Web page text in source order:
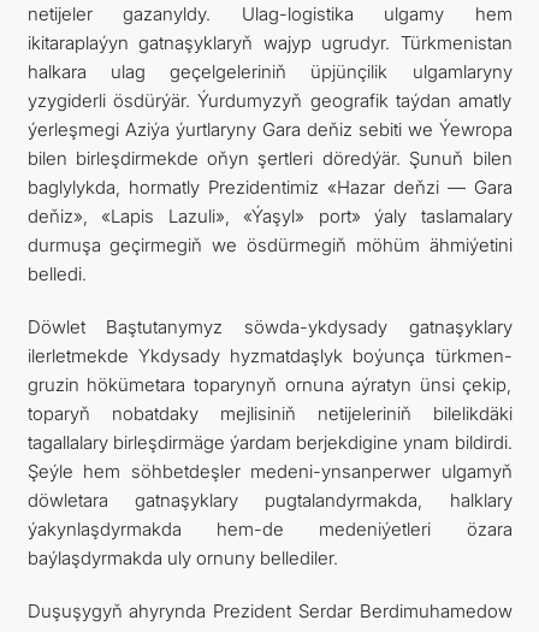
netijeler gazanyldy. Ulag-logistika ulgamy hem
ikitaraplaýyn gatnaşyklaryň wajyp ugrudyr. Türkmenistan
halkara ulag geçelgeleriniň üpjünçilik ulgamlaryny
yzygiderli ösdürýär. Ýurdumyzyň geografik taýdan amatly
ýerleşmegi Aziýa ýurtlaryny Gara deňiz sebiti we Ýewropa
bilen birleşdirmekde oňyn şertleri döredýär. Şunuň bilen
baglylykda, hormatly Prezidentimiz «Hazar deňzi — Gara
deňiz», «Lapis Lazuli», «Ýaşyl» port» ýaly taslamalary
durmuşa geçirmegiň we ösdürmegiň möhüm ähmiýetini
belledi.
Döwlet Baştutanymyz söwda-ykdysady gatnaşyklary
ilerletmekde Ykdysady hyzmatdaşlyk boýunça türkmen-
gruzin hökümetara toparynyň ornuna aýratyn ünsi çekip,
toparyň nobatdaky mejlisiniň netijeleriniň bilelikdäki
tagallalary birleşdirmäge ýardam berjekdigine ynam bildirdi.
Şeýle hem söhbetdeşler medeni-ynsanperwer ulgamyň
döwletara gatnaşyklary pugtalandyrmakda, halklary
ýakynlaşdyrmakda hem-de medeniýetleri özara
baýlaşdyrmakda uly ornuny bellediler.
Duşuşygyň ahyrynda Prezident Serdar Berdimuhamedow